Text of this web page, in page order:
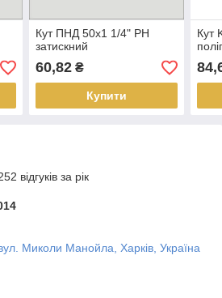
Кут ПНД 50х1 1/4" РН
затискний
60,82₴
Купити
Кут
відгуків за рік
Миколи Манойла, Харків, Україна